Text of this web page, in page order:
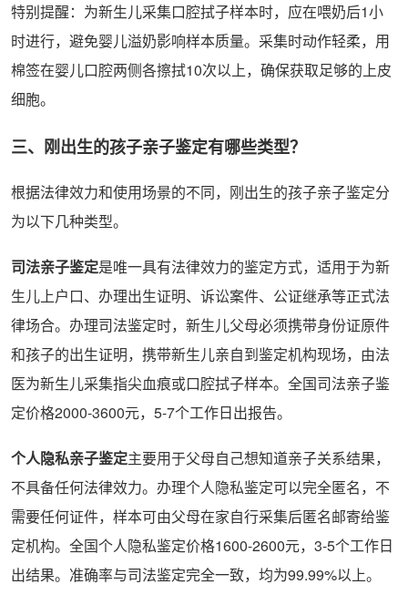
特别提醒：为新生儿采集口腔拭子样本时，应在喂奶后1小
时进行，避免婴儿溢奶影响样本质量。采集时动作轻柔，用
棉签在婴儿口腔两侧各擦拭10次以上，确保获取足够的上皮
细胞。
三、刚出生的孩子亲子鉴定有哪些类型？
根据法律效力和使用场景的不同，刚出生的孩子亲子鉴定分
为以下几种类型。
司法亲子鉴定是唯一具有法律效力的鉴定方式，适用于为新
生儿上户口、办理出生证明、诉讼案件、公证继承等正式法
律场合。办理司法鉴定时，新生儿父母必须携带身份证原件
和孩子的出生证明，携带新生儿亲自到鉴定机构现场，由法
医为新生儿采集指尖血痕或口腔拭子样本。全国司法亲子鉴
定价格2000-3600元，5-7个工作日出报告。
个人隐私亲子鉴定主要用于父母自己想知道亲子关系结果，
不具备任何法律效力。办理个人隐私鉴定可以完全匿名，不
需要任何证件，样本可由父母在家自行采集后匿名邮寄给鉴
定机构。全国个人隐私鉴定价格1600-2600元，3-5个工作日
出结果。准确率与司法鉴定完全一致，均为99.99%以上。